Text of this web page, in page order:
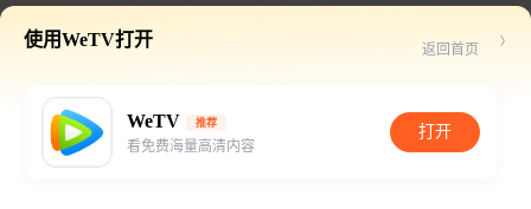
使用WeTV打开 返回首页
WeTV 推荐
看免费海量高清内容
打开